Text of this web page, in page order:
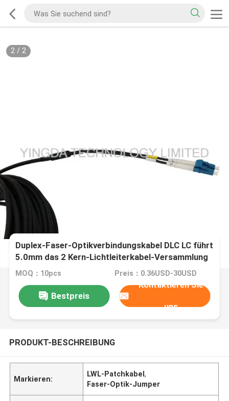
2/ 2
Duplex-Faser-Optikverbindungskabel DLC LC führt
5.0mm das 2 Kern-Lichtleiterkabel-Versammlung
MOQ：10pcs Preis：0.36USD-30USD
Bestpreis
Kontaktieren Sie
uns
PRODUKT-BESCHREIBUNG
Markieren:
LWL-Patchkabel,
Faser-Optik-Jumper